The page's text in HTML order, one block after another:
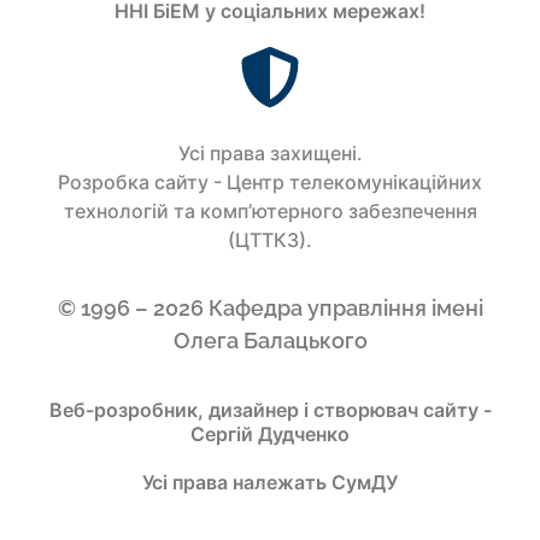
ННІ БіЕМ у соціальних мережах!
Усi права захищенi.
Розробка сайту - Центр телекомунікаційних
технологій та комп’ютерного забезпечення
(ЦТТКЗ).
© 1996 – 2026 Кафедра управління імені
Олега Балацького
Веб-розробник, дизайнер і створювач сайту -
Сергій Дудченко
Усі права належать СумДУ